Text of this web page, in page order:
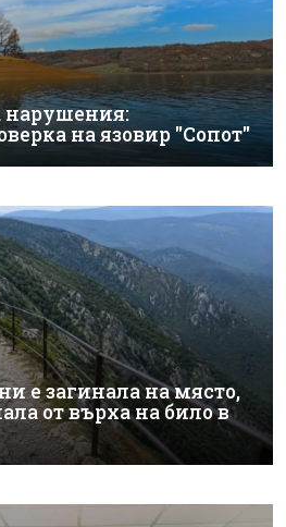
нарушения:
на язовир "Сопот"
е загинала на място,
от върха на било в